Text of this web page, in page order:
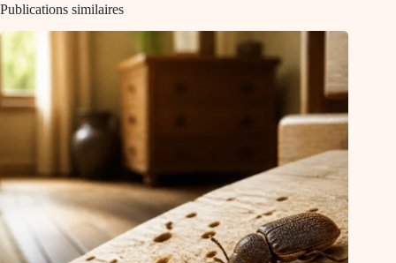
Publications similaires